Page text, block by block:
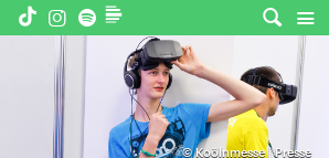
©Koölnmesse | Presse